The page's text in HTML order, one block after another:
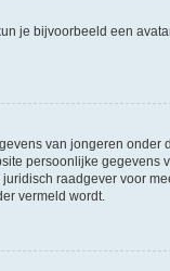
je bijvoorbeeld een
van jongeren onder
persoonlijke gegevens
raadgever voor
vermeld wordt.